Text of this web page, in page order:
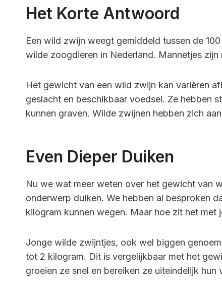
Het Korte Antwoord
Een wild zwijn weegt gemiddeld tussen de
wilde zoogdieren in Nederland. Mannetjes
Het gewicht van een wild zwijn kan variëren
geslacht en beschikbaar voedsel. Ze hebben
kunnen graven. Wilde zwijnen hebben zich
Even Dieper Duiken
Nu we wat meer weten over het gewicht van
onderwerp duiken. We hebben al besproken
kilogram kunnen wegen. Maar hoe zit het met
Jonge wilde zwijntjes, ook wel biggen
tot 2 kilogram. Dit is vergelijkbaar met het
groeien ze snel en bereiken ze uiteindelijk hun